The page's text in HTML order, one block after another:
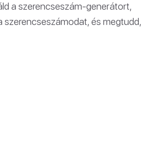
a szerencseszám-generátort,
szerencseszámodat, és megtudd,